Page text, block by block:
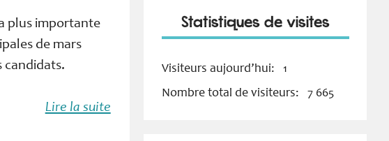
plus importante
de mars
candidats.
Lire la suite
Statistiques de visites
Visiteurs aujourd’hui: 1
Nombre total de visiteurs: 7 665